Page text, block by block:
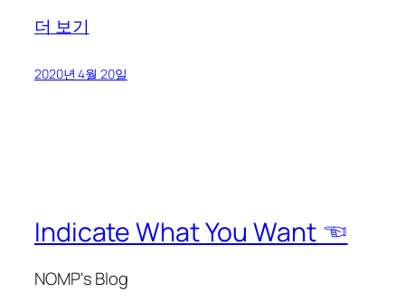
더 보기
2020년 4월 20일
Indicate What You Want ☜
NOMP's Blog